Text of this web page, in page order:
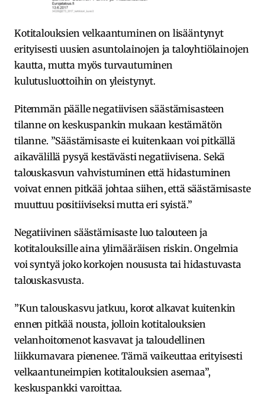
Kotitalouksien velkaantuminen on lisääntynyt
erityisesti uusien asuntolainojen ja taloyhtiölainojen
kautta, mutta myös turvautuminen
kulutusluottoihin on yleistynyt.
Pitemmän päälle negatiivisen säästämisasteen
tilanne on keskuspankin mukaan kestämätön
tilanne. ”Säästämisaste ei kuitenkaan voi pitkällä
aikavälillä pysyä kestävästi negatiivisena. Sekä
talouskasvun vahvistuminen että hidastuminen
voivat ennen pitkää johtaa siihen, että säästämisaste
muuttuu positiiviseksi mutta eri syistä.”
Negatiivinen säästämisaste luo talouteen ja
kotitalouksille aina ylimääräisen riskin. Ongelmia
voi syntyä joko korkojen noususta tai hidastuvasta
talouskasvusta.
”Kun talouskasvu jatkuu, korot alkavat kuitenkin
ennen pitkää nousta, jolloin kotitalouksien
velanhoitomenot kasvavat ja taloudellinen
liikkumavara pienenee. Tämä vaikeuttaa erityisesti
velkaantuneimpien kotitalouksien asemaa”,
keskuspankki varoittaa.